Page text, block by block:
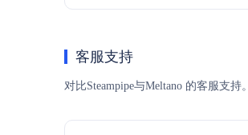
客服支持
对比Steampipe与Meltano 的客服支